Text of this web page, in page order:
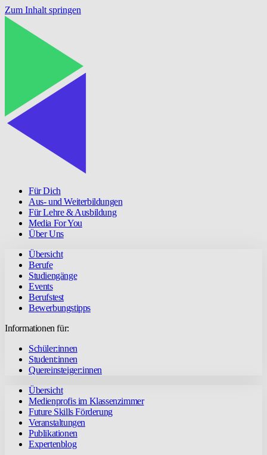
Zum Inhalt springen
Für Dich
Aus- und Weiterbildungen
Für Lehre & Ausbildung
Media For You
Über Uns
Übersicht
Berufe
Studiengänge
Events
Berufstest
Bewerbungstipps
Informationen für:
Schüler:innen
Student:innen
Quereinsteiger:innen
Übersicht
Medienprofis im Klassenzimmer
Future Skills Förderung
Veranstaltungen
Publikationen
Expertenblog